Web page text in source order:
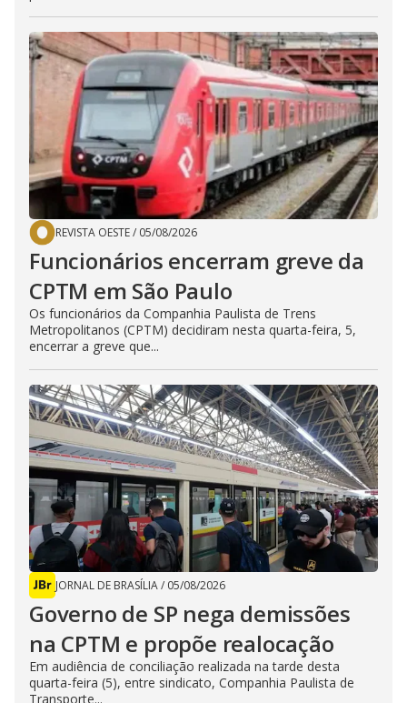
REVISTA OESTE/ 05/08/2026
Funcionários encerram greve da
CPTM em São Paulo
Os funcionários da Companhia Paulista de Trens
Metropolitanos (CPTM) decidiram nesta quarta-feira, 5,
encerrar a greve que...
JORNAL DE BRASÍLIA/ 05/08/2026
Governo de SP nega demissões
na CPTM e propõe realocação
Em audiência de conciliação realizada na tarde desta
quarta-feira (5), entre sindicato, Companhia Paulista de
Transporte...